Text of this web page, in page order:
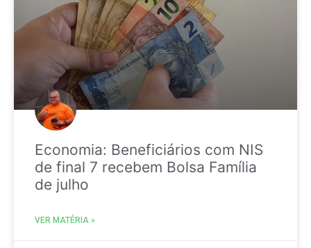
Economia: Beneficiários com NIS
de final 7 recebem Bolsa Família
de julho
VER MATÉRIA »